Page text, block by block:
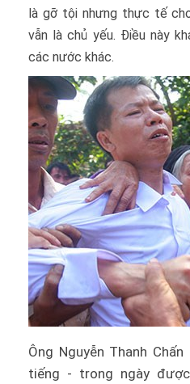
là gỡ tội nhưng thực tế
vẫn là chủ yếu. Điều này
các nước khác.
Ông Nguyễn Thanh
tiếng - trong ngày